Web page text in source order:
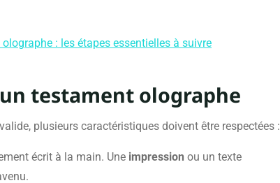
: les étapes essentielles à suivre
testament olographe
plusieurs caractéristiques doivent être respectées :
écrit à la main. Une impression ou un texte